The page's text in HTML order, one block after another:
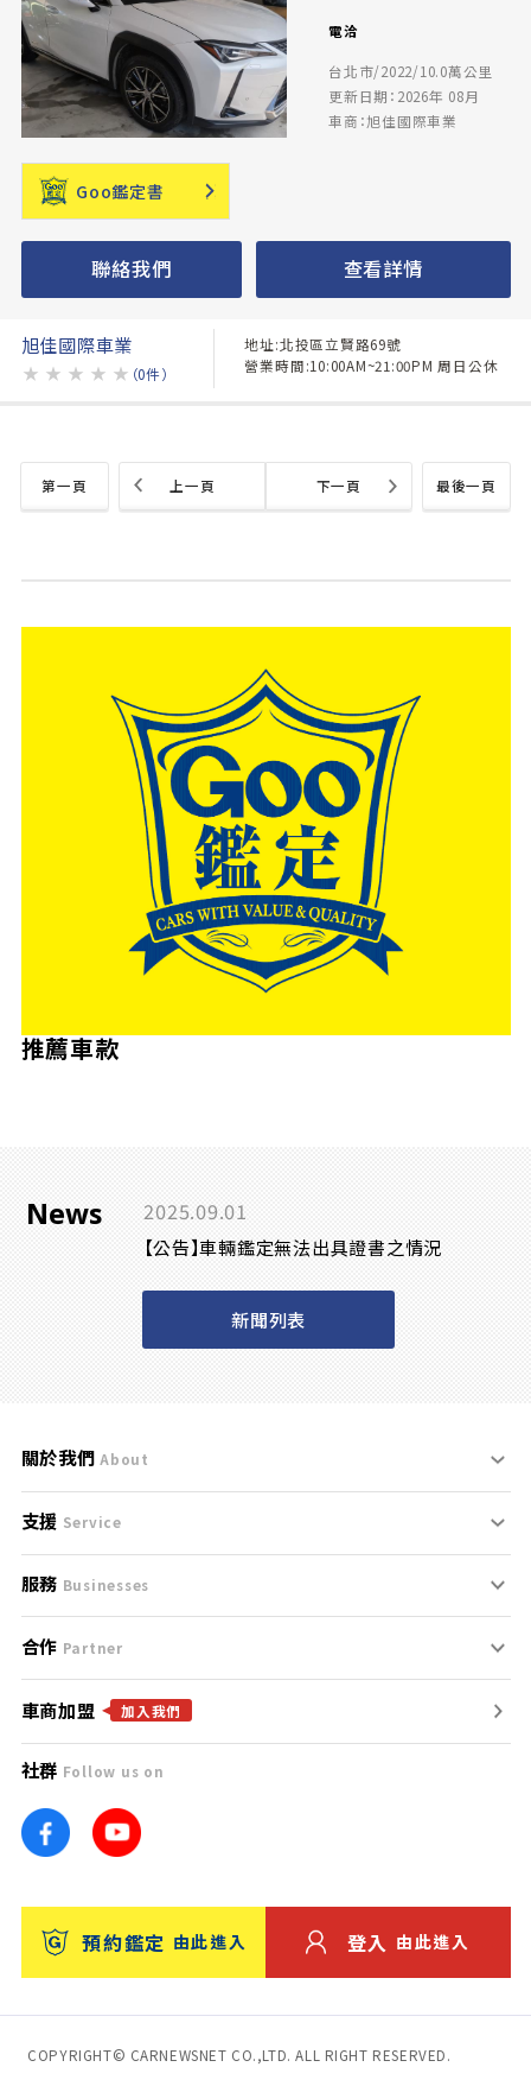
電洽
台北市/2022/10.0萬公里
更新日期：2026年 08月
車商：旭佳國際車業
Goo鑑定書
聯絡我們 查看詳情
旭佳國際車業
★ ★ ★ ★ ★ （0件）
地址:北投區立賢路69號
營業時間:10:00AM~21:00PM 周日公休
第一頁 最後一頁
上一頁 下一頁
推薦車款
News 2025.09.01
【公告】車輛鑑定無法出具證書之情況
新聞列表
關於我們 About
刊登規範
服務條款
免責聲明
隱私權政策
團隊
車訊網
台灣優良中古車商大獎
支援 Service
支援中心
聯絡我們
服務 Businesses
什麼是Goo鑑定？
找好車
找好店
找海外車
消費者評價
保固
合作 Partner
合作夥伴
廣告合作
車商加盟 加入我們
社群 Follow us on
預約鑑定 由此進入 登入 由此進入
COPYRIGHT© CARNEWSNET CO.,LTD. ALL RIGHT RESERVED.